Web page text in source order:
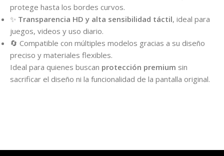
protege hasta los bordes curvos.
✨ Transparencia HD y alta sensibilidad táctil, ideal para
juegos, videos y uso diario.
🔄 Compatible con múltiples modelos gracias a su diseño
preciso y materiales flexibles.
Ideal para quienes buscan protección premium sin
sacrificar el diseño ni la funcionalidad de la pantalla original.